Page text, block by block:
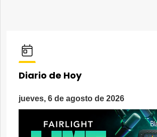
Diario de Hoy
jueves, 6 de agosto de 2026